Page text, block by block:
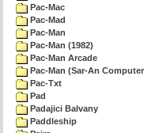
Pac-Mac
Pac-Mad
Pac-Man
Pac-Man (1982)
Pac-Man Arcade
Pac-Man (Sar-An
Pac-Txt
Pad
Padajici Balvany
Paddleship